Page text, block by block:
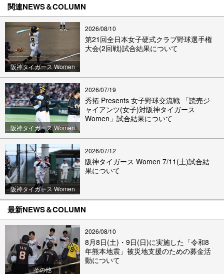
関連NEWS＆COLUMN
阪神タイガース Women
2026/08/10
第21回全日本女子硬式クラブ野球選手権
大会(2回戦)試合結果について
阪神タイガース Women
2026/07/19
秀拓 Presents 女子野球交流戦 「読売ジ
ャイアンツ(女子)対阪神タイガース
Women」試合結果について
阪神タイガース Women
2026/07/12
阪神タイガース Women 7/11(土)試合結
果について
最新NEWS＆COLUMN
その他
2026/08/10
8月8日(土)・9日(日)に実施した「令和8
年熊本地震」被災地支援のための募金活
動について